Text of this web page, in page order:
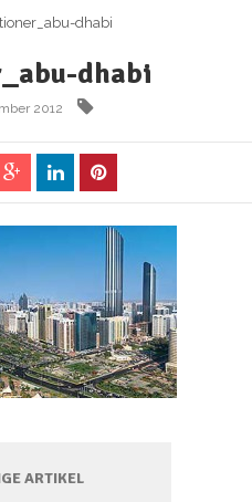
dhabi
dhabi
2012
ARTIKEL